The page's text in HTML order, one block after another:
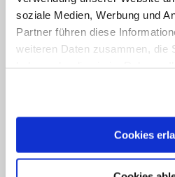
soziale Medien, Werbung und
Partner führen diese
weiteren Daten zusammen, die
Cookies
Aufmerksamkeit für
dem man Jesus
es: "mit den Beinen
und arbeiten, Gutes
und im Herzen die
Himmel". So könne